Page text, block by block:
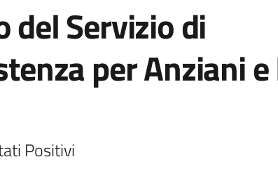
del Servizio di
per Anziani
Positivi